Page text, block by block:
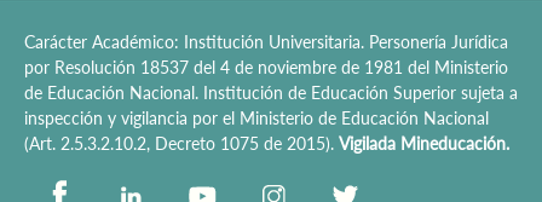
Carácter Académico: Institución Universitaria. Personería Jurídica
por Resolución 18537 del 4 de noviembre de 1981 del Ministerio
de Educación Nacional. Institución de Educación Superior sujeta a
inspección y vigilancia por el Ministerio de Educación Nacional
(Art. 2.5.3.2.10.2, Decreto 1075 de 2015). Vigilada Mineducación.